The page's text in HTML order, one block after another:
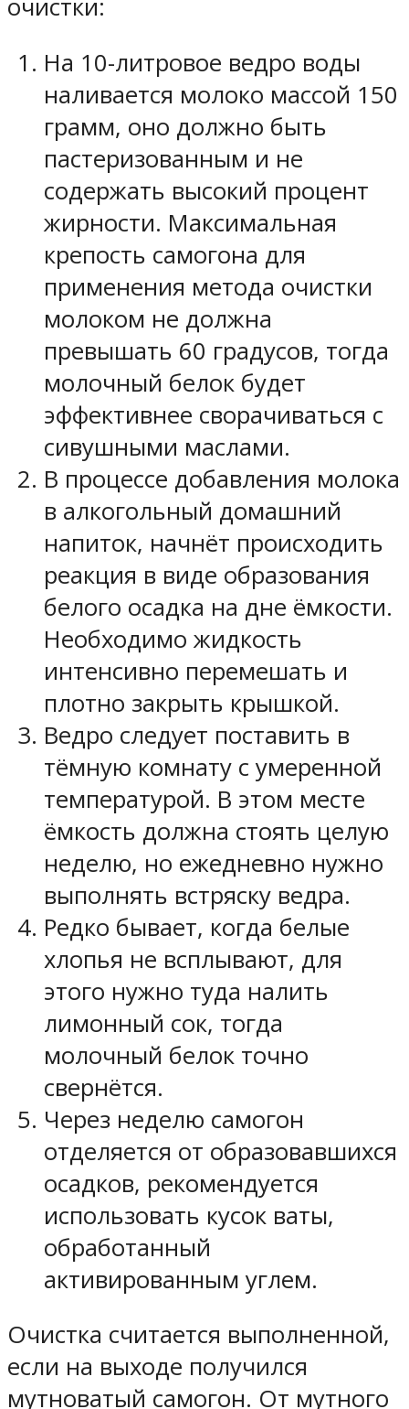
очистки:
На 10-литровое ведро воды
наливается молоко массой 150
грамм, оно должно быть
пастеризованным и не
содержать высокий процент
жирности. Максимальная
крепость самогона для
применения метода очистки
молоком не должна
превышать 60 градусов, тогда
молочный белок будет
эффективнее сворачиваться с
сивушными маслами.
В процессе добавления молока
в алкогольный домашний
напиток, начнёт происходить
реакция в виде образования
белого осадка на дне ёмкости.
Необходимо жидкость
интенсивно перемешать и
плотно закрыть крышкой.
Ведро следует поставить в
тёмную комнату с умеренной
температурой. В этом месте
ёмкость должна стоять целую
неделю, но ежедневно нужно
выполнять встряску ведра.
Редко бывает, когда белые
хлопья не всплывают, для
этого нужно туда налить
лимонный сок, тогда
молочный белок точно
свернётся.
Через неделю самогон
отделяется от образовавшихся
осадков, рекомендуется
использовать кусок ваты,
обработанный
активированным углем.
Очистка считается выполненной,
если на выходе получился
мутноватый самогон. От мутного